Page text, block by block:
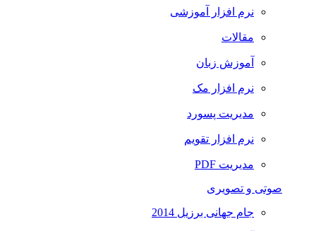
نرم افزار آموزشی
مقالات
آموزش زبان
نرم افزار مک
مدیریت پسورد
نرم افزار تقویم
مدیریت PDF
صوتی و تصویری
جام جهانی برزیل 2014